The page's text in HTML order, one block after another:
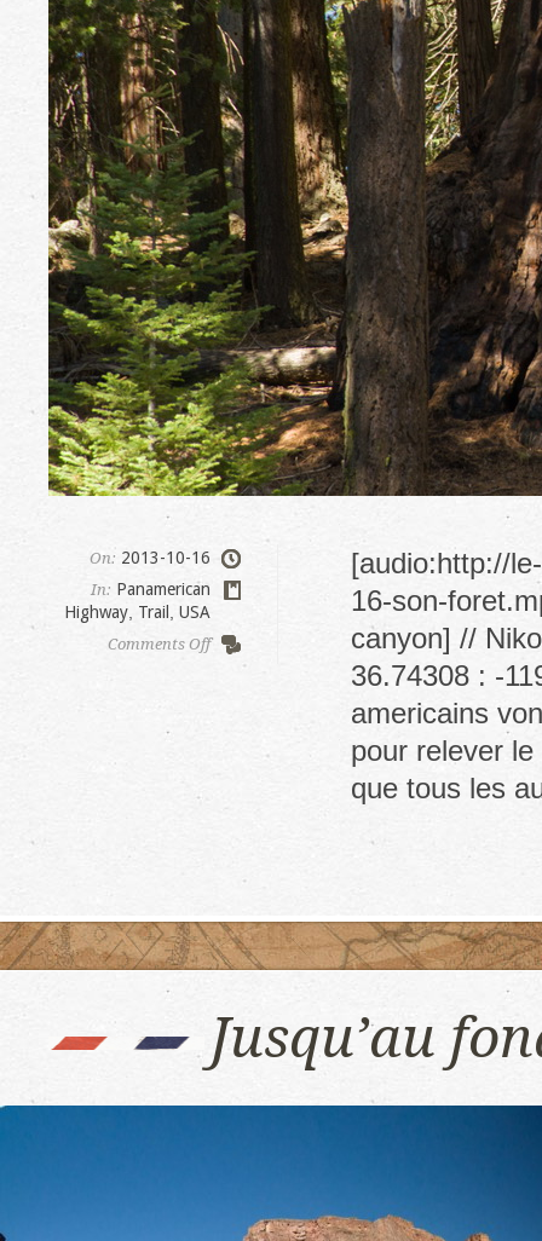
On: 2013-10-16
In: Panamerican
Highway Trail USA
Comments Offon
Redwood
[audio:http://
16-son-
canyon] //
36.74308 : -
americains
pour relever
que tous les
Jusqu’au